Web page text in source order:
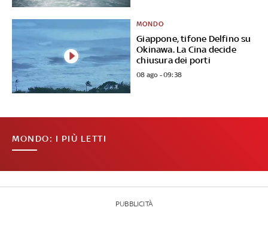
Giappone, tifone Delfino su
Okinawa. La Cina decide
chiusura dei porti
MONDO
08 ago - 09:38
MONDO: I PIÙ LETTI
PUBBLICITÀ